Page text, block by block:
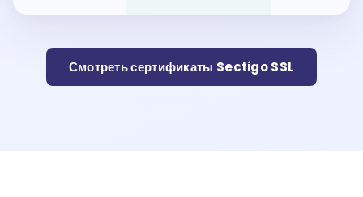
Смотреть сертификаты Sectigo SSL